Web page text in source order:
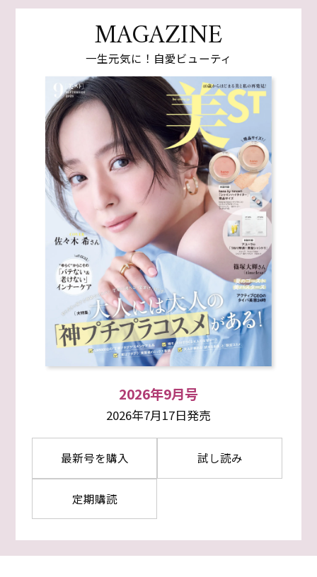
MAGAZINE
一生元気に！自愛ビューティ
2026年9月号
2026年7月17日発売
最新号を購入 試し読み
定期購読